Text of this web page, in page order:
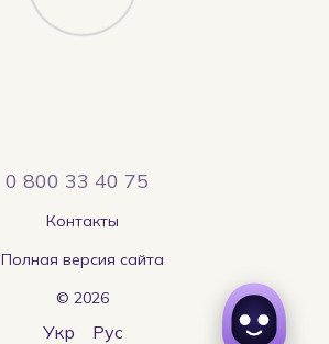
0 800 33 40 75
Контакты
Полная версия сайта
© 2026
Укр Рус